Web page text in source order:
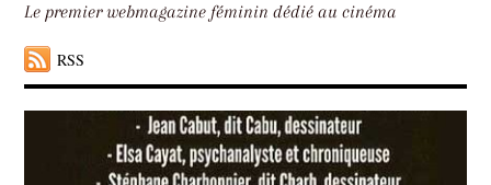
Le premier webmagazine féminin dédié au cinéma
RSS